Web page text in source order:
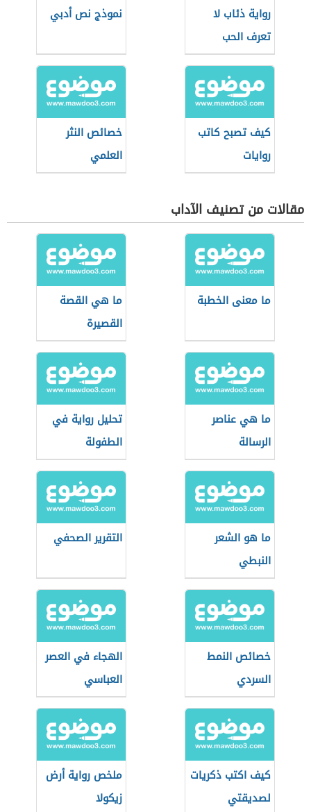
رواية ذئاب لا
تعرف الحب
نموذج نص أدبي
كيف تصبح كاتب
روايات
خصائص النثر
العلمي
مقالات من تصنيف الآداب
ما معنى الخطبة
ما هي القصة
القصيرة
ما هي عناصر
الرسالة
تحليل رواية في
الطفولة
ما هو الشعر
النبطي
التقرير الصحفي
خصائص النمط
السردي
الهجاء في العصر
العباسي
كيف اكتب ذكريات
لصديقتي
ملخص رواية أرض
زيكولا